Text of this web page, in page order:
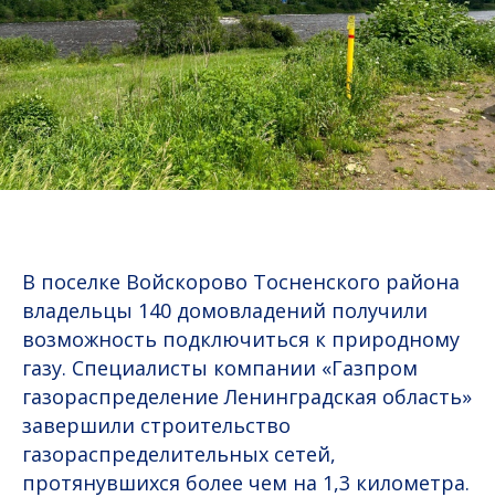
В поселке Войскорово Тосненского района
владельцы 140 домовладений получили
возможность подключиться к природному
газу. Специалисты компании «Газпром
газораспределение Ленинградская область»
завершили строительство
газораспределительных сетей,
протянувшихся более чем на 1,3 километра.